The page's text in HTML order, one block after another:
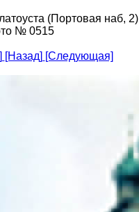
(Портовая наб, 2)
№ 0515
[Назад] [Следующая]